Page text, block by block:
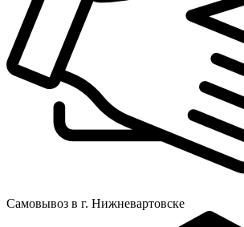
Самовывоз в г. Нижневартовске